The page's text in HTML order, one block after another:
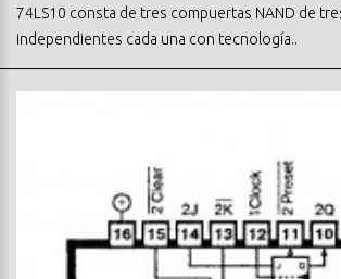
74LS10 consta de tres compuertas NAND de
independientes cada una con tecnología..